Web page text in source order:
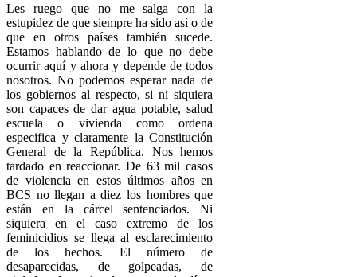
Les ruego que no me salga con la
estupidez de que siempre ha sido así o de
que en otros países también sucede.
Estamos hablando de lo que no debe
ocurrir aquí y ahora y depende de todos
nosotros. No podemos esperar nada de
los gobiernos al respecto, si ni siquiera
son capaces de dar agua potable, salud
escuela o vivienda como ordena
especifica y claramente la Constitución
General de la República. Nos hemos
tardado en reaccionar. De 63 mil casos
de violencia en estos últimos años en
BCS no llegan a diez los hombres que
están en la cárcel sentenciados. Ni
siquiera en el caso extremo de los
feminicidios se llega al esclarecimiento
de los hechos. El número de
desaparecidas, de golpeadas, de